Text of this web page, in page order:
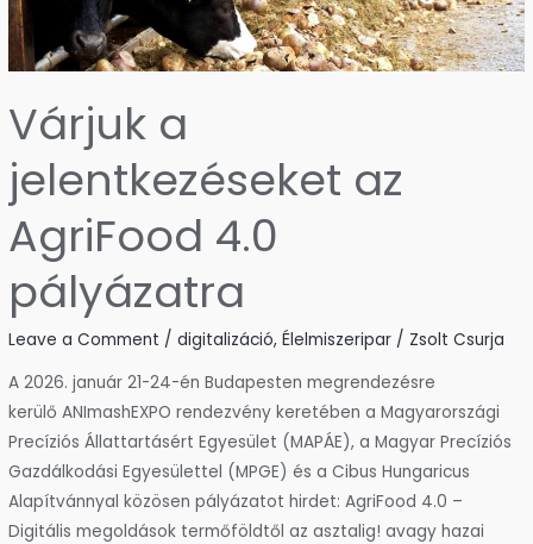
Várjuk a
jelentkezéseket az
AgriFood 4.0
pályázatra
Leave a Comment /digitalizáció,Élelmiszeripar / Zsolt Csurja
A 2026. január 21-24-én Budapesten megrendezésre
kerülő ANImashEXPO rendezvény keretében a Magyarországi
Precíziós Állattartásért Egyesület (MAPÁE), a Magyar Precíziós
Gazdálkodási Egyesülettel (MPGE) és a Cibus Hungaricus
Alapítvánnyal közösen pályázatot hirdet: AgriFood 4.0 –
Digitális megoldások termőföldtől az asztalig! avagy hazai